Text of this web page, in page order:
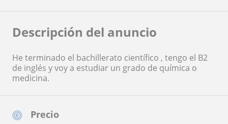
Precio
Descripción del anuncio
He terminado el bachillerato científico , tengo el B2
de inglés y voy a estudiar un grado de química o
medicina.